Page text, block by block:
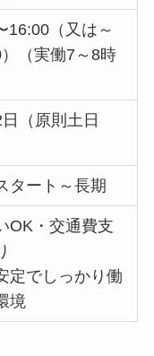
16:00（又は～
（実働7～8時
（原則土日
タート～長期
OK・交通費支
定でしっかり働
境